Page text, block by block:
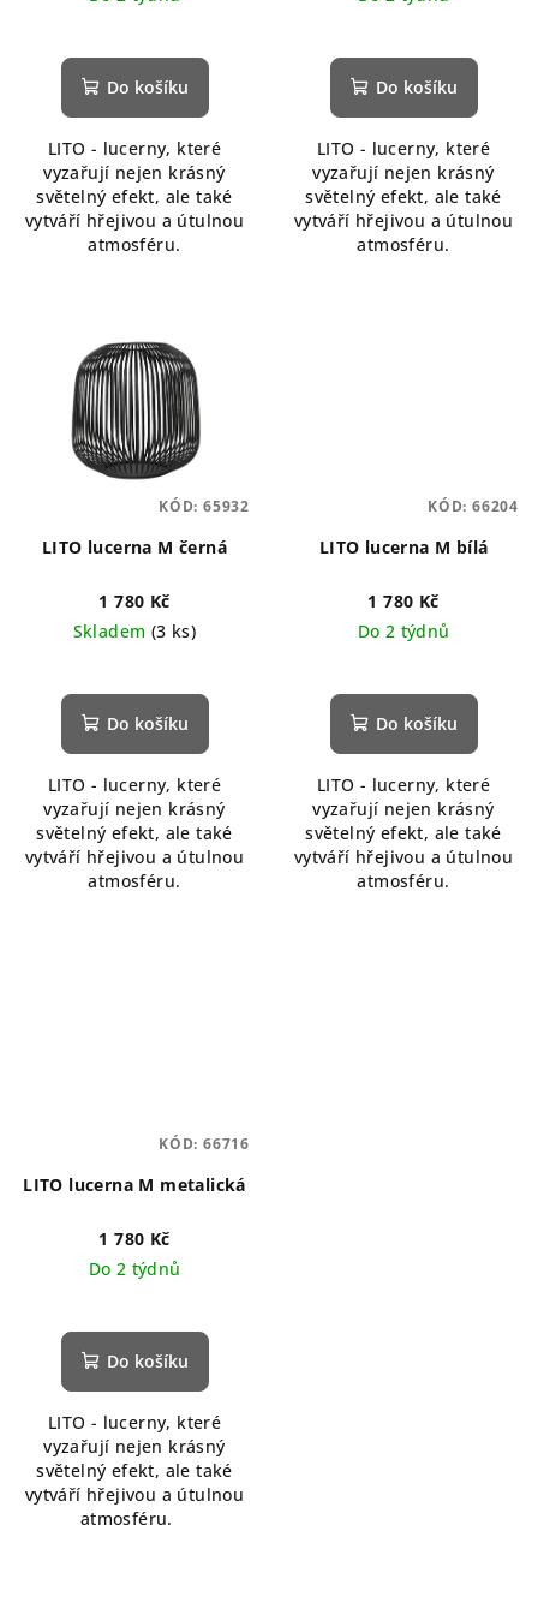
Do košíku
LITO - lucerny, které
vyzařují nejen krásný
světelný efekt, ale také
vytváří hřejivou a útulnou
atmosféru.
Do košíku
LITO - lucerny, které
vyzařují nejen krásný
světelný efekt, ale také
vytváří hřejivou a útulnou
atmosféru.
LITO lucerna M černá
1 780 Kč
Skladem (3 ks)
Do košíku
LITO - lucerny, které
vyzařují nejen krásný
světelný efekt, ale také
vytváří hřejivou a útulnou
atmosféru.
KÓD: 65932
LITO lucerna M bílá
1 780 Kč
Do 2 týdnů
Do košíku
LITO - lucerny, které
vyzařují nejen krásný
světelný efekt, ale také
vytváří hřejivou a útulnou
atmosféru.
KÓD: 66204
LITO lucerna M metalická
1 780 Kč
Do 2 týdnů
Do košíku
LITO - lucerny, které
vyzařují nejen krásný
světelný efekt, ale také
vytváří hřejivou a útulnou
atmosféru.
KÓD: 66716